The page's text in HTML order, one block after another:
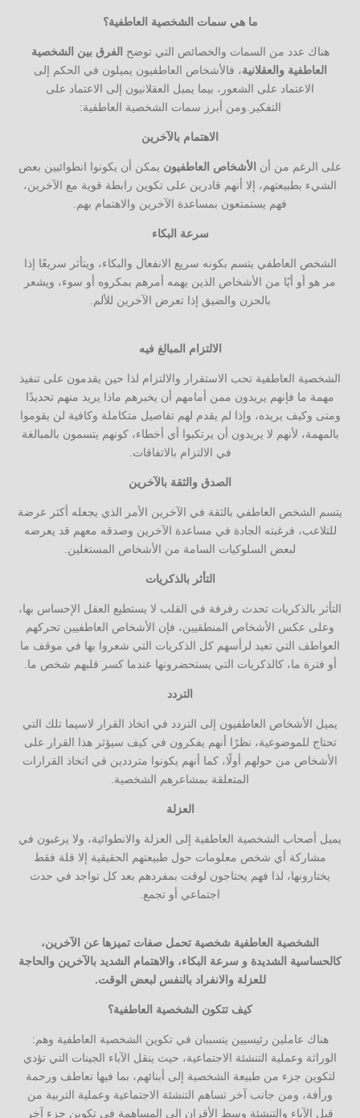
ما هي سمات الشخصية العاطفية؟
هناك عدد من السمات والخصائص التي توضح الفرق بين الشخصية
العاطفية والعقلانية، فالأشخاص العاطفيون يميلون في الحكم إلى
الاعتماد على الشعور، بيما يميل العقلانيون إلى الاعتماد على
التفكير.ومن أبرز سمات الشخصية العاطفية:
الاهتمام بالآخرين
على الرغم من أن الأشخاص العاطفيون يمكن أن يكونوا انطوائيين بعض
الشيء بطبيعتهم، إلا أنهم قادرين على تكوين رابطة قوية مع الآخرين،
فهم يستمتعون بمساعدة الآخرين والاهتمام بهم.
سرعة البكاء
الشخص العاطفي يتسم بكونه سريع الانفعال والبكاء، ويتأثر سريعًا إذا
مر هو أو أيًا من الأشخاص الذين يهمه أمرهم بمكروه أو سوء، ويشعر
بالحزن والضيق إذا تعرض الآخرين للألم.
الالتزام المبالغ فيه
الشخصية العاطفية تحب الاستقرار والالتزام لذا حين يقدمون على تنفيذ
مهمة ما فإنهم يريدون ممن أمامهم أن يخبرهم ماذا يريد منهم تحديدًا
ومتى وكيف يريده، وإذا لم يقدم لهم تفاصيل متكاملة وكافية لن يقوموا
بالمهمة، لأنهم لا يريدون أن يرتكبوا أي أخطاء، كونهم يتسمون بالمبالغة
في الالتزام بالاتفاقات.
الصدق والثقة بالآخرين
يتسم الشخص العاطفي بالثقة في الآخرين الأمر الذي يجعله أكثر عرضة
للتلاعب، فرغبته الجادة في مساعدة الآخرين وصدقه معهم قد يعرضه
لبعض السلوكيات السامة من الأشخاص المستغلين.
التأثر بالذكريات
التأثر بالذكريات تحدث رفرفة في القلب لا يستطيع العقل الإحساس بها،
وعلى عكس الأشخاص المنطقيين، فإن الأشخاص العاطفيين تحركهم
العواطف التي تعيد لرأسهم كل الذكريات التي شعروا بها في موقف ما
أو فترة ما، كالذكريات التي يستحضرونها عندما كسر قلبهم شخص ما.
التردد
يميل الأشخاص العاطفيون إلى التردد في اتخاذ القرار لاسيما تلك التي
تحتاج للموضوعية، نظرًا أنهم يفكرون في كيف سيؤثر هذا القرار على
الأشخاص من حولهم أولًا، كما أنهم يكونوا مترددين في اتخاذ القرارات
المتعلقة بمشاعرهم الشخصية.
العزلة
يميل أصحاب الشخصية العاطفية إلى العزلة والانطوائية، ولا يرغبون في
مشاركة أي شخص معلومات حول طبيعتهم الحقيقية إلا قلة فقط
يختارونها، لذا فهم يحتاجون لوقت بمفردهم بعد كل تواجد في حدث
اجتماعي أو تجمع.
الشخصية العاطفية شخصية تحمل صفات تميزها عن الآخرين،
كالحساسية الشديدة و سرعة البكاء، والاهتمام الشديد بالآخرين والحاجة
للعزلة والانفراد بالنفس لبعض الوقت.
كيف تتكون الشخصية العاطفية؟
هناك عاملين رئيسيين يتسببان في تكوين الشخصية العاطفية وهم:
الوراثة وعملية التنشئة الاجتماعية، حيث ينقل الآباء الجينات التي تؤدي
لتكوين جزء من طبيعة الشخصية إلى أبنائهم، بما فيها تعاطف ورحمة
ورأفة، ومن جانب آخر تساهم التنشئة الاجتماعية وعملية التربية من
قبل الآباء والتنشئة وسط الأقران إلى المساهمة في تكوين جزء آخر